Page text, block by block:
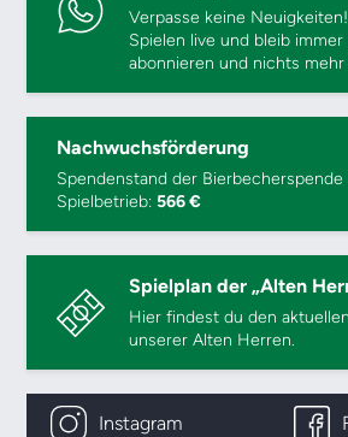
Verpasse keine
Spielen live und bleib
abonnieren und nichts mehr
Nachwuchsförderung
Spendenstand der Bierbecherspende
Spielbetrieb:566 €
Spielplan der „Alten
Hier findest du den
unserer Alten Herren.
Instagram